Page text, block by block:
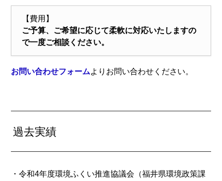
【費用】
ご予算、ご希望に応じて柔軟に対応いたしますの
で一度ご相談ください。
お問い合わせフォームよりお問い合わせください。
過去実績
・令和4年度環境ふくい推進協議会（福井県環境政策課